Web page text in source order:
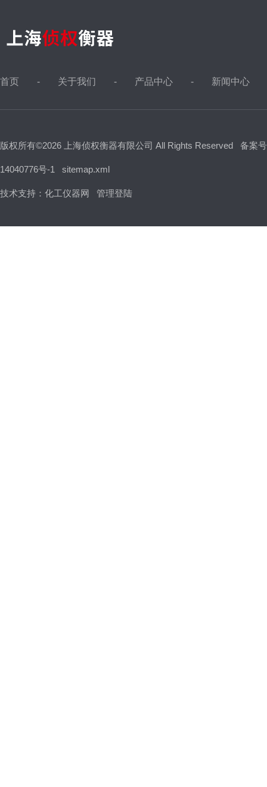
首页 关于我们 产品中心 新闻中心
版权所有©2026 上海侦权衡器有限公司 All Rights Reserved 备案
14040776号-1 sitemap.xml
技术支持： 化工仪器网 管理登陆